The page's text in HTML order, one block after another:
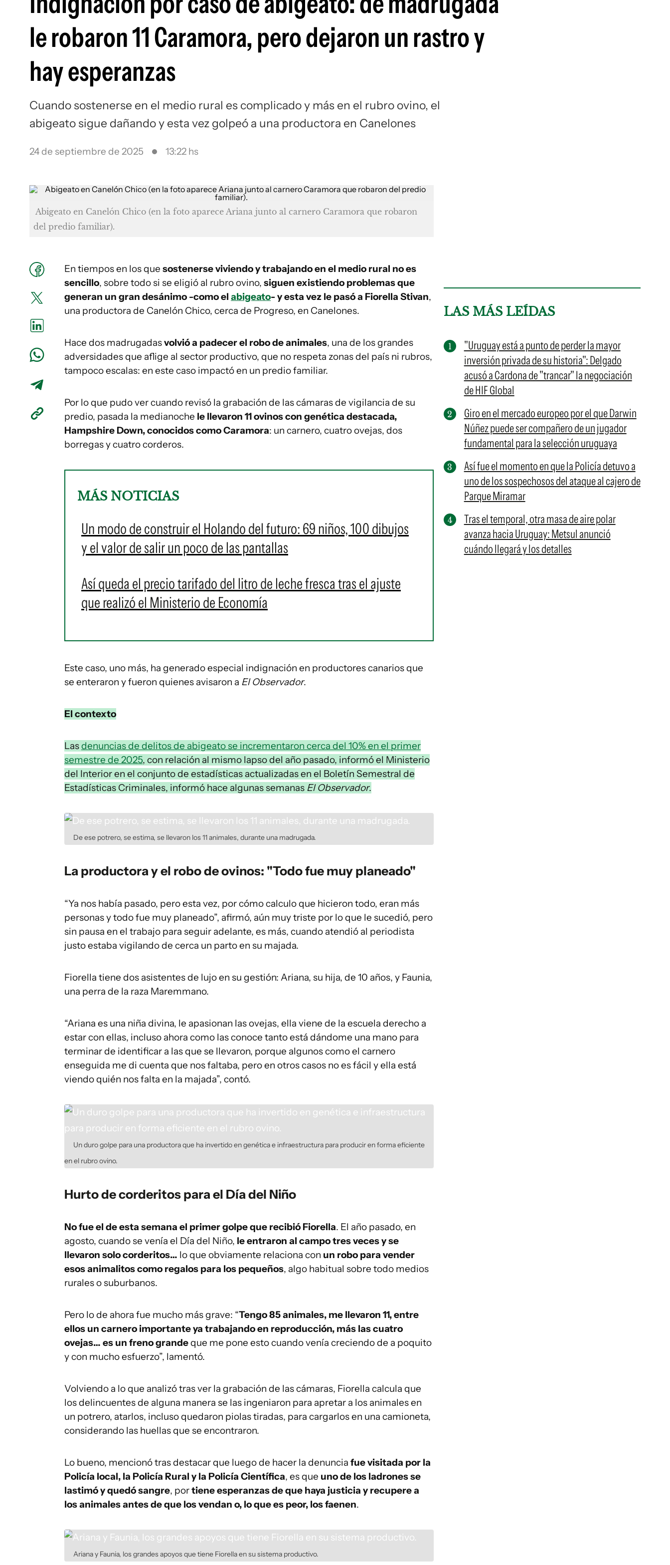
le robaron 11 Caramora, pero dejaron un rastro y
hay esperanzas
Cuando sostenerse en el medio rural es complicado y más en el rubro ovino, el
abigeato sigue dañando y esta vez golpeó a una productora en Canelones
24 de septiembre de 2025 13:22 hs
Abigeato en Canelón Chico (en la foto aparece Ariana junto al carnero Caramora que robaron
del predio familiar).
En tiempos en los que sostenerse viviendo y trabajando en el medio rural no es
sencillo, sobre todo si se eligió al rubro ovino, siguen existiendo problemas que
generan un gran desánimo -como el abigeato- y esta vez le pasó a Fiorella Stivan,
una productora de Canelón Chico, cerca de Progreso, en Canelones.
Hace dos madrugadasvolvió a padecer el robo de animales, una de los grandes
adversidades que aflige al sector productivo, que no respeta zonas del país ni rubros,
tampoco escalas: en este caso impactó en un predio familiar.
Por lo que pudo ver cuando revisó la grabación de las cámaras de vigilancia de su
predio, pasada la medianoche le llevaron 11 ovinos con genética destacada,
Hampshire Down, conocidos como Caramora: un carnero, cuatro ovejas, dos
borregas y cuatro corderos.
MÁS NOTICIAS
Un modo de construir el Holando del futuro: 69 niños, 100 dibujos
y el valor de salir un poco de las pantallas
Así queda el precio tarifado del litro de leche fresca tras el ajuste
que realizó el Ministerio de Economía
Este caso, uno más, ha generado especial indignación en productores canarios que
se enteraron y fueron quienes avisaron a El Observador.
El contexto
Lasdenuncias de delitos de abigeato se incrementaron cerca del 10% en el primer
semestre de 2025, con relación al mismo lapso del año pasado, informó el Ministerio
del Interior en el conjunto de estadísticas actualizadas en el Boletín Semestral de
Estadísticas Criminales, informó hace algunas semanas El Observador.
De ese potrero, se estima, se llevaron los 11 animales, durante una madrugada.
La productora y el robo de ovinos: "Todo fue muy planeado"
“Ya nos había pasado, pero esta vez, por cómo calculo que hicieron todo, eran más
personas y todo fue muy planeado”, afirmó, aún muy triste por lo que le sucedió, pero
sin pausa en el trabajo para seguir adelante, es más, cuando atendió al periodista
justo estaba vigilando de cerca un parto en su majada.
Fiorella tiene dos asistentes de lujo en su gestión: Ariana, su hija, de 10 años, y Faunia,
una perra de la raza Maremmano.
“Ariana es una niña divina, le apasionan las ovejas, ella viene de la escuela derecho a
estar con ellas, incluso ahora como las conoce tanto está dándome una mano para
terminar de identificar a las que se llevaron, porque algunos como el carnero
enseguida me di cuenta que nos faltaba, pero en otros casos no es fácil y ella está
viendo quién nos falta en la majada”, contó.
Un duro golpe para una productora que ha invertido en genética e infraestructura para producir en forma eficiente
en el rubro ovino.
Hurto de corderitos para el Día del Niño
No fue el de esta semana el primer golpe que recibió Fiorella. El año pasado, en
agosto, cuando se venía el Día del Niño, le entraron al campo tres veces y se
llevaron solo corderitos… lo que obviamente relaciona con un robo para vender
esos animalitos como regalos para los pequeños, algo habitual sobre todo medios
rurales o suburbanos.
Pero lo de ahora fue mucho más grave: “Tengo 85 animales, me llevaron 11, entre
ellos un carnero importante ya trabajando en reproducción, más las cuatro
ovejas… es un freno grandeque me pone esto cuando venía creciendo de a poquito
y con mucho esfuerzo”, lamentó.
Volviendo a lo que analizó tras ver la grabación de las cámaras, Fiorella calcula que
los delincuentes de alguna manera se las ingeniaron para apretar a los animales en
un potrero, atarlos, incluso quedaron piolas tiradas, para cargarlos en una camioneta,
considerando las huellas que se encontraron.
Lo bueno, mencionó tras destacar que luego de hacer la denuncia fue visitada por la
Policía local, la Policía Rural y la Policía Científica, es que uno de los ladrones se
lastimó y quedó sangre, portiene esperanzas de que haya justicia y recupere a
los animales antes de que los vendan o, lo que es peor, los faenen.
Ariana y Faunia, los grandes apoyos que tiene Fiorella en su sistema productivo.
LAS MÁS LEÍDAS
"Uruguay está a punto de perder la mayor
inversión privada de su historia": Delgado
acusó a Cardona de "trancar" la negociación
de HIF Global
Giro en el mercado europeo por el que Darwin
Núñez puede ser compañero de un jugador
fundamental para la selección uruguaya
Así fue el momento en que la Policía detuvo a
uno de los sospechosos del ataque al cajero de
Parque Miramar
Tras el temporal, otra masa de aire polar
avanza hacia Uruguay: Metsul anunció
cuándo llegará y los detalles